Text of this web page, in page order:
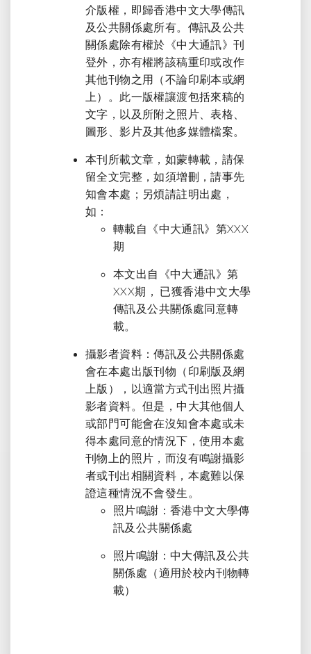
介版權，即歸香港中文大學傳訊
及公共關係處所有。傳訊及公共
關係處除有權於《中大通訊》刊
登外，亦有權將該稿重印或改作
其他刊物之用（不論印刷本或網
上）。此一版權讓渡包括來稿的
文字，以及所附之照片、表格、
圖形、影片及其他多媒體檔案。
本刊所載文章，如蒙轉載，請保
留全文完整，如須增刪，請事先
知會本處；另煩請註明出處，
如：
轉載自《中大通訊》第XXX
期
本文出自《中大通訊》第
XXX期， 已獲香港中文大學
傳訊及公共關係處同意轉
載。
攝影者資料：傳訊及公共關係處
會在本處出版刊物（印刷版及網
上版），以適當方式刊出照片攝
影者資料。但是，中大其他個人
或部門可能會在沒知會本處或未
得本處同意的情況下，使用本處
刊物上的照片，而沒有鳴謝攝影
者或刊出相關資料，本處難以保
證這種情況不會發生。
照片鳴謝：香港中文大學傳
訊及公共關係處
照片鳴謝：中大傳訊及公共
關係處（適用於校内刊物轉
載）